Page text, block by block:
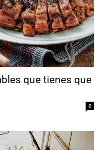
que tienes que
0